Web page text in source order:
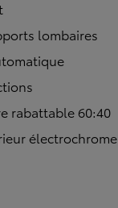
lombaires
rabattable 60:40
électrochrome